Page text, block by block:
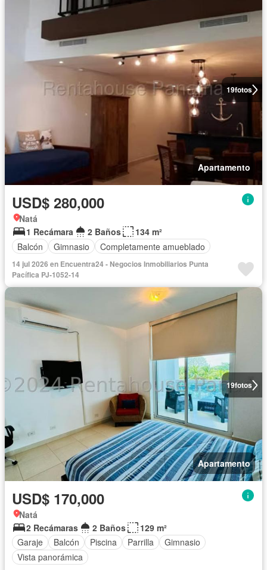
19fotos
Apartamento
USD$ 280,000
Natá
1 Recámara
2 Baños
134 m²
Balcón
Gimnasio Completamente amueblado
14 jul 2026 en Encuentra24 - Negocios Inmobiliarios Punta
Pacífica PJ-1052-14
19fotos
Apartamento
USD$ 170,000
Natá
2 Recámaras
2 Baños
129 m²
Garaje
Balcón Piscina Parrilla
Gimnasio
Vista panorámica